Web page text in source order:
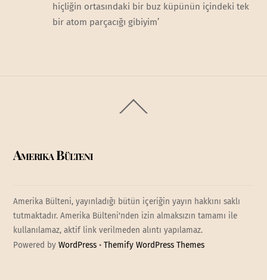
hiçliğin ortasındaki bir buz küpünün içindeki tek
bir atom parçacığı gibiyim’
To
Amerika Bülteni
Amerika Bülteni, yayınladığı bütün içeriğin yayın hakkını saklı
tutmaktadır. Amerika Bülteni'nden izin almaksızın tamamı ile
kullanılamaz, aktif link verilmeden alıntı yapılamaz.
Powered byWordPress •Themify WordPress Themes